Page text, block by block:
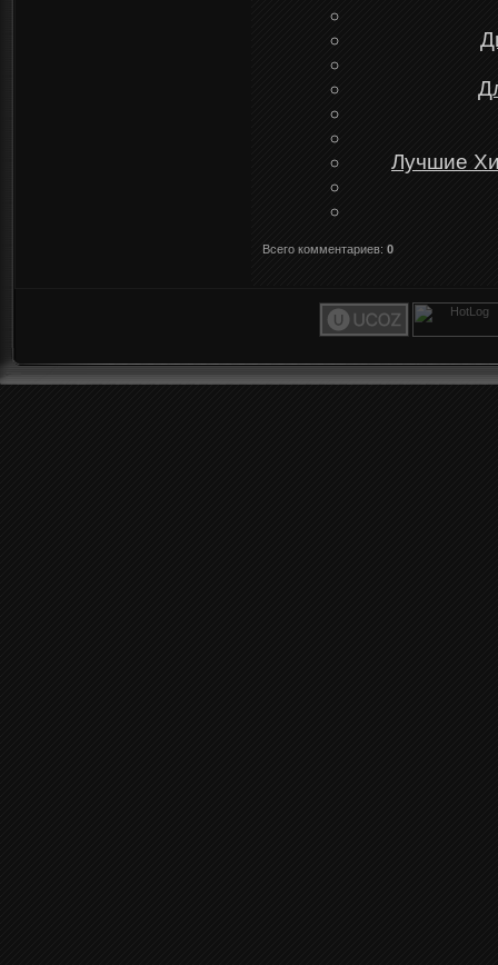
Лучшие
Всего комментариев: 0